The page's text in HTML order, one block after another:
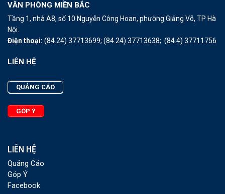
VĂN PHÒNG MIỀN BẮC
Tầng 1, nhà A8, số 10 Nguyễn Công Hoan, phường Giảng Võ, TP Hà
Nội.
Điện thoại: (84.24) 37713699; (84.24) 37713638; (84.4) 37711756
LIÊN HỆ
QUẢNG CÁO
GÓP Ý
LIÊN HỆ
Quảng Cáo
Góp Ý
Facebook